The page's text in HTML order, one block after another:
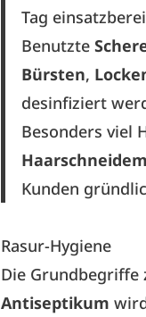
Tag
Benutzte
Bürsten,
desinfiziert
Besonders viel
Kunden
Rasur-Hygiene
Die Grundbegriffe
Antiseptikum